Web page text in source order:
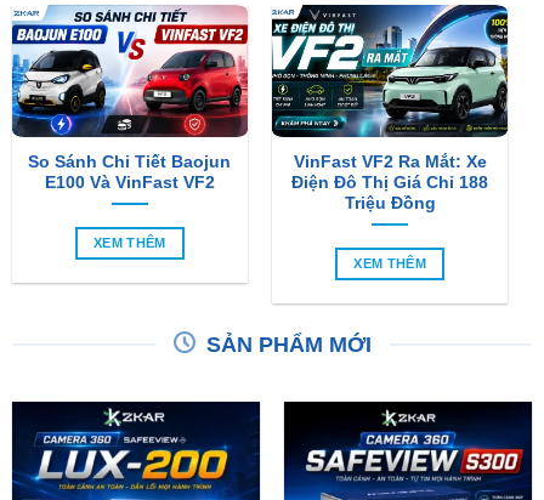
So Sánh Chi Tiết Baojun
E100 Và VinFast VF2
XEM THÊM
VinFast VF2 Ra Mắt: Xe
Điện Đô Thị Giá Chỉ 188
Triệu Đồng
XEM THÊM
SẢN PHẨM MỚI